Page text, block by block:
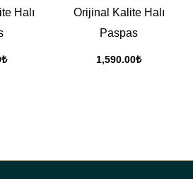
Halı
₺
Orijinal Kalite Halı
Paspas
1,590.00₺